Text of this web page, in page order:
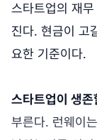
스타트업의 재
진다. 현금이 고
요한 기준이다.
스타트업이 생
부른다. 런웨이